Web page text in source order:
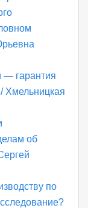
— гарантия
Хмельницкая
об
по